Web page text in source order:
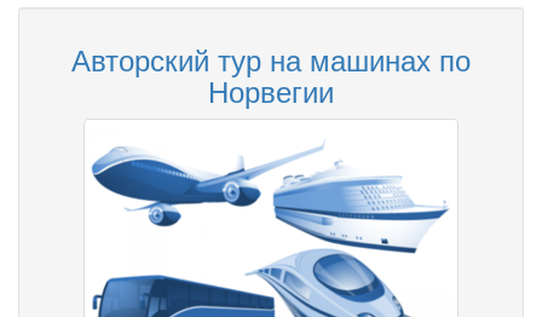
Авторский тур на машинах по
Норвегии